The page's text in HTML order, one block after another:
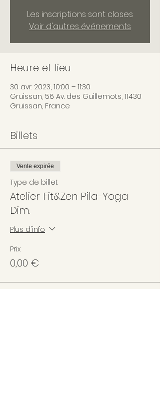
Les inscriptions sont closes
Voir d'autres événements
Heure et lieu
30 avr. 2023, 10:00 – 11:30
Gruissan, 56 Av. des Guillemots, 11430
Gruissan, France
Billets
Vente expirée
Type de billet
Atelier Fit&Zen Pila-Yoga
Dim.
Plus d'info
Prix
0,00 €